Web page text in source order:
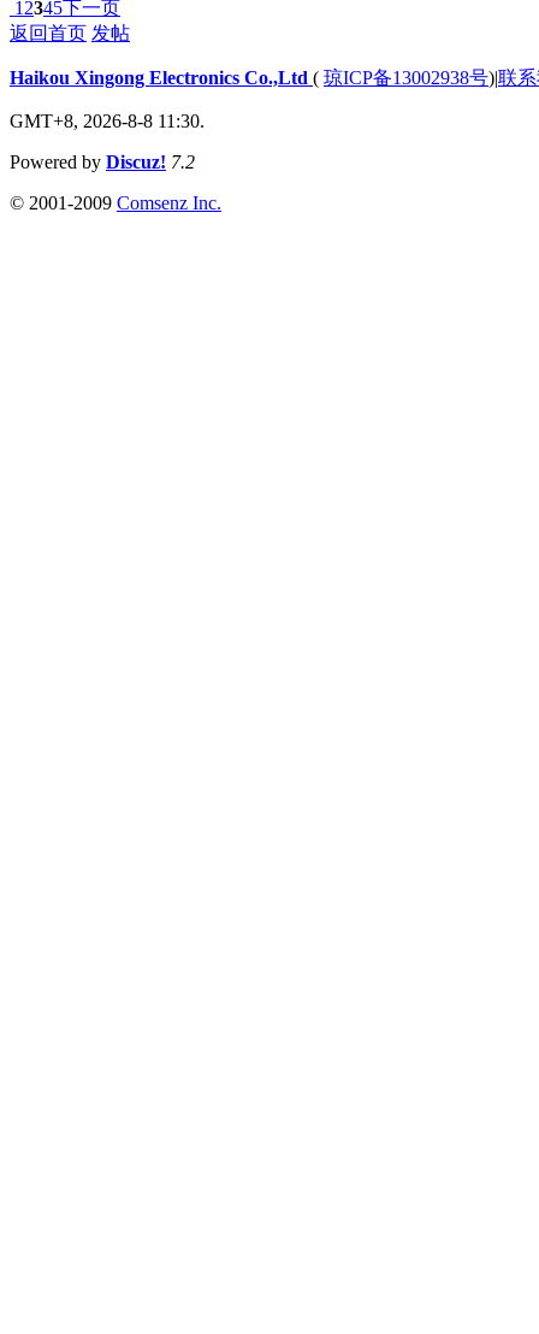
1 2345下一页
返回首页 发帖
Haikou Xingong Electronics Co.,Ltd ( 琼ICP备13002938号)|联
GMT+8, 2026-8-8 11:30.
Powered by Discuz! 7.2
© 2001-2009 Comsenz Inc.